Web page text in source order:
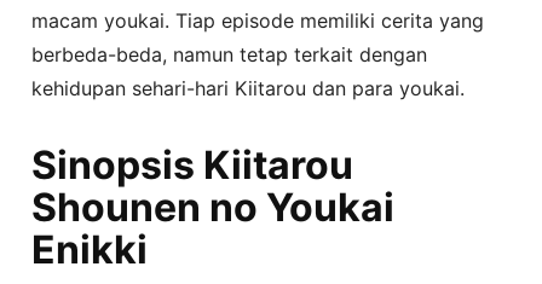
macam youkai. Tiap episode memiliki cerita yang
berbeda-beda, namun tetap terkait dengan
kehidupan sehari-hari Kiitarou dan para youkai.
Sinopsis Kiitarou
Shounen no Youkai
Enikki